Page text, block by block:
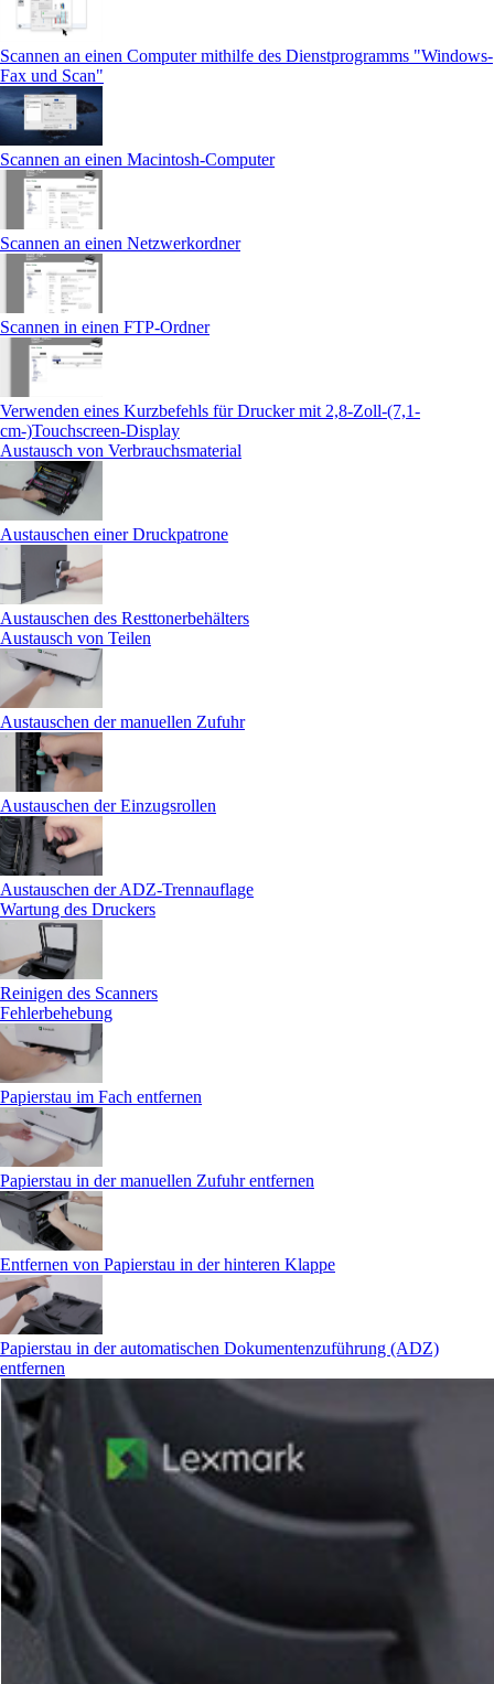
Scannen an einen Computer mithilfe des Dienstprogramms "Windows-
Fax und Scan"
Scannen an einen Macintosh-Computer
Scannen an einen Netzwerkordner
Scannen in einen FTP-Ordner
Verwenden eines Kurzbefehls für Drucker mit 2,8-Zoll-(7,1-
cm-)Touchscreen‑Display
Austausch von Verbrauchsmaterial
Austauschen einer Druckpatrone
Austauschen des Resttonerbehälters
Austausch von Teilen
Austauschen der manuellen Zufuhr
Austauschen der Einzugsrollen
Austauschen der ADZ-Trennauflage
Wartung des Druckers
Reinigen des Scanners
Fehlerbehebung
Papierstau im Fach entfernen
Papierstau in der manuellen Zufuhr entfernen
Entfernen von Papierstau in der hinteren Klappe
Papierstau in der automatischen Dokumentenzuführung (ADZ)
entfernen